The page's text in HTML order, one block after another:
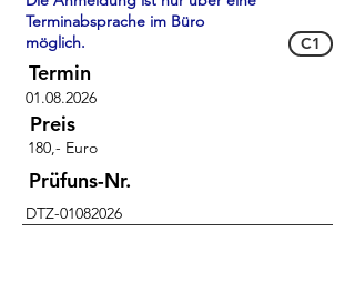
Terminabsprache im Büro
möglich.
Termin
01.08.2026
Preis
180,- Euro
Prüfuns-Nr.
DTZ-01082026
C1